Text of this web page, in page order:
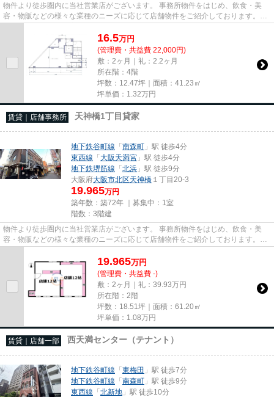
物件より徒歩圏内に当社営業店がございます。 事務所物件をはじめ、飲食・美
容・物販などの様々な業種のニーズに応じて店舗物件をご紹介しております。
尚、弊社ではおとり広告は一切...
16.5万円
(管理費・共益費 22,000円)
敷：2ヶ月｜礼：2.2ヶ月
所在階：4階
坪数：12.47坪｜面積：41.23㎡
坪単価： 1.32万円
賃貸｜店舗事務所 天神橋1丁目貸家
地下鉄谷町線 「南森町 」駅 徒歩4分
東西線 「大阪天満宮 」駅 徒歩4分
地下鉄堺筋線 「北浜 」駅 徒歩9分
大阪府大阪市北区天神橋 １丁目20-3
19.965万円
築年数：築72年 ｜募集中： 1室
階数：3階建
物件より徒歩圏内に当社営業店がございます。 事務所物件をはじめ、飲食・美
容・物販などの様々な業種のニーズに応じて店舗物件をご紹介しております。
尚、弊社ではおとり広告は一切...
19.965万円
(管理費・共益費 -)
敷：2ヶ月｜礼：39.93万円
所在階：2階
坪数：18.51坪｜面積：61.20㎡
坪単価： 1.08万円
賃貸｜店舗一部 西天満センター（テナント）
地下鉄谷町線 「東梅田 」駅 徒歩7分
地下鉄谷町線 「南森町 」駅 徒歩9分
東西線 「北新地 」駅 徒歩10分